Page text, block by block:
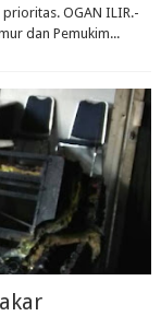
OGAN ILIR.-
dan Pemukim...